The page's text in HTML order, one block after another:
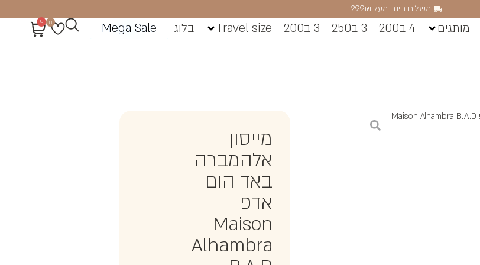
משלוח חינם מעל 299₪
מותגים 4 ב200 3 ב250 3 ב200 Travel size בלוג Mega Sale
0
0
/ מייסון אלהמברה באד הום אדפ Maison Alhambra B.A.D
מייסון
אלהמברה
באד הום
אדפ
Maison
Alhambra